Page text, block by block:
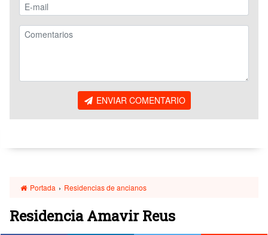
ENVIAR COMENTARIO
Portada › Residencias de ancianos
Residencia Amavir Reus